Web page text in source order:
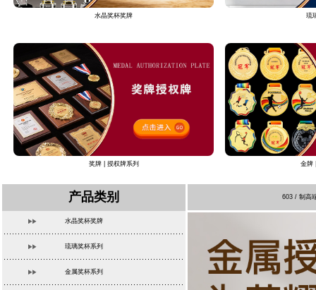
水晶奖杯奖牌 琉
奖牌 | 授权牌系列 金牌
产品类别
水晶奖杯奖牌
琉璃奖杯系列
金属奖杯系列
603 / 制高